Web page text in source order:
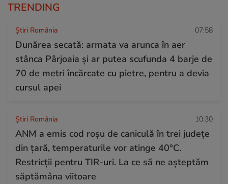
TRENDING
Știri România 07:58
Dunărea secată: armata va arunca în aer
stânca Pârjoaia și ar putea scufunda 4 barje de
70 de metri încărcate cu pietre, pentru a devia
cursul apei
Știri România 10:30
ANM a emis cod roșu de caniculă în trei județe
din țară, temperaturile vor atinge 40°C.
Restricții pentru TIR-uri. La ce să ne așteptăm
săptămâna viitoare